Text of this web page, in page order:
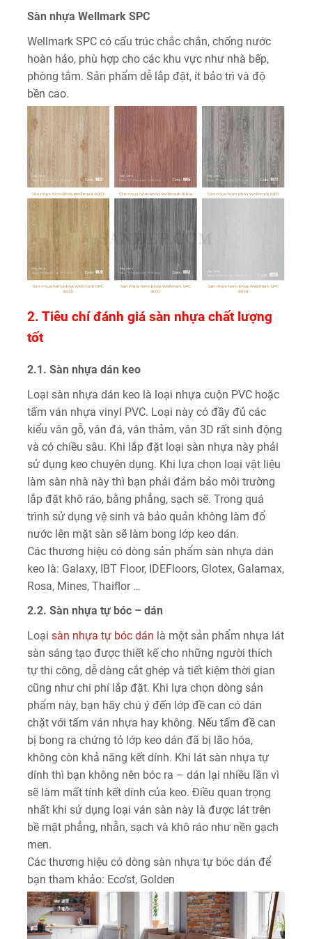
Sàn nhựa Wellmark SPC
Wellmark SPC có cấu trúc chắc chắn, chống nước
hoàn hảo, phù hợp cho các khu vực như nhà bếp,
phòng tắm. Sản phẩm dễ lắp đặt, ít bảo trì và độ
bền cao.
2. Tiêu chí đánh giá sàn nhựa chất lượng
tốt
2.1. Sàn nhựa dán keo
Loại sàn nhựa dán keo là loại nhựa cuộn PVC hoặc
tấm ván nhựa vinyl PVC. Loại này có đầy đủ các
kiểu vân gỗ, vân đá, vân thảm, vân 3D rất sinh động
và có chiều sâu. Khi lắp đặt loại sàn nhựa này phải
sử dụng keo chuyên dụng. Khi lựa chọn loại vật liệu
làm sàn nhà này thì bạn phải đảm bảo môi trường
lắp đặt khô ráo, bằng phẳng, sạch sẽ. Trong quá
trình sử dụng vệ sinh và bảo quản không làm đổ
nước lên mặt sàn sẽ làm bong lớp keo dán.
Các thương hiệu có dòng sản phẩm sàn nhựa dán
keo là: Galaxy, IBT Floor, IDEFloors, Glotex, Galamax,
Rosa, Mines, Thaiflor …
2.2. Sàn nhựa tự bóc – dán
Loại sàn nhựa tự bóc dán là một sản phẩm nhựa lát
sàn sáng tạo được thiết kế cho những người thích
tự thi công, dễ dàng cắt ghép và tiết kiệm thời gian
cũng như chi phí lắp đặt. Khi lựa chọn dòng sản
phẩm này, bạn hãy chú ý đến lớp đề can có dán
chặt với tấm ván nhựa hay không. Nếu tấm đề can
bị bong ra chứng tỏ lớp keo dán đã bị lão hóa,
không còn khả năng kết dính. Khi lát sàn nhựa tự
dính thì bạn không nên bóc ra – dán lại nhiều lần vì
sẽ làm mất tính kết dính của keo. Điều quan trọng
nhất khi sử dụng loại ván sàn này là được lát trên
bề mặt phẳng, nhẵn, sạch và khô ráo như nền gạch
men.
Các thương hiệu có dòng sàn nhựa tự bóc dán để
bạn tham khảo: Eco’st, Golden